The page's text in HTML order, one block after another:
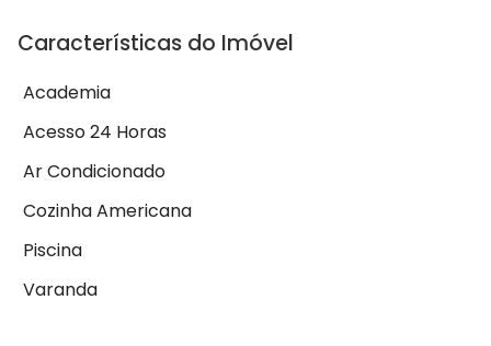
Características do Imóvel
Academia
Acesso 24 Horas
Ar Condicionado
Cozinha Americana
Piscina
Varanda